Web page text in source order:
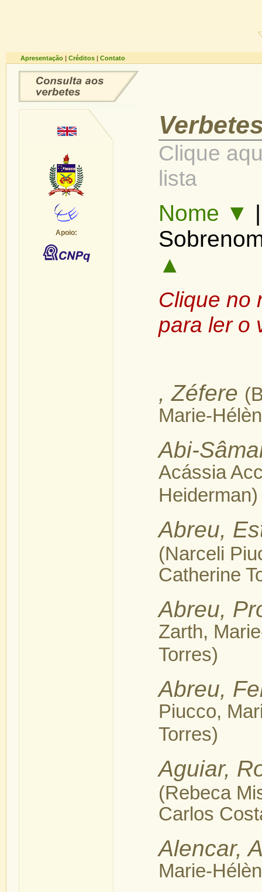
Apresentação | Créditos | Contato
Clique
lista
Nome ▼
▲
Clique no
para ler o
, Zéfere
Marie-
Abi-
Acássia
Heiderman)
Abreu,
(Narceli
Catherine
Abreu,
Zarth,
Torres)
Abreu,
Piucco,
Torres)
Aguiar,
(Rebeca
Carlos
Alencar,
Marie-
Apoio: